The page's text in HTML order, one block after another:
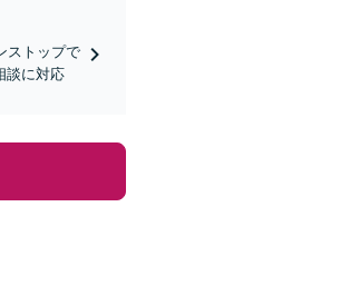
ストップで
談に対応